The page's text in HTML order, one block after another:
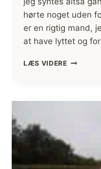
hørte noget uden
er en rigtig mand,
at have lyttet og
LÆS VIDERENÅR
LANGE